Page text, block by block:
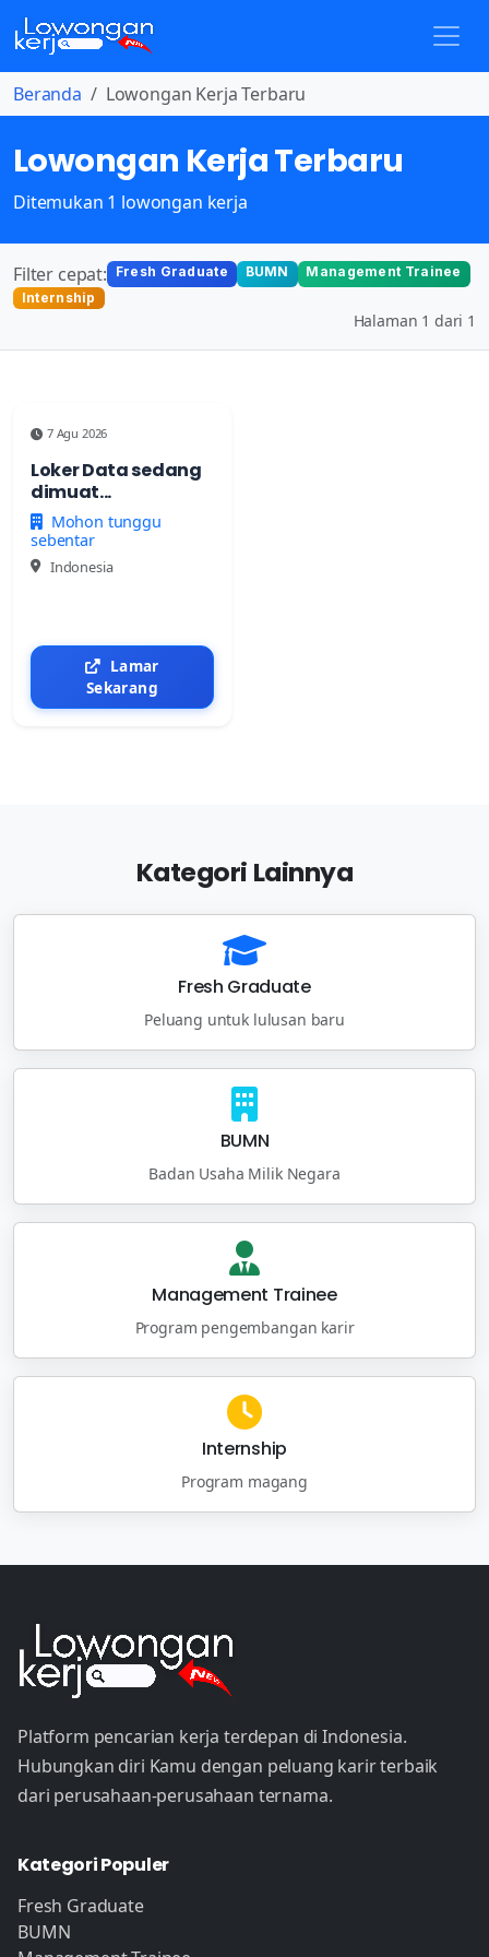
Beranda Lowongan Kerja Terbaru
Lowongan Kerja Terbaru
Ditemukan 1 lowongan kerja
Filter cepat: Fresh Graduate BUMN
Management Trainee
Internship
Halaman 1 dari 1
7 Agu 2026
Loker Data sedang
dimuat...
Mohon tunggu
sebentar
Indonesia
Lamar
Sekarang
Kategori Lainnya
Fresh Graduate
Peluang untuk lulusan baru
BUMN
Badan Usaha Milik Negara
Management Trainee
Program pengembangan karir
Internship
Program magang
Platform pencarian kerja terdepan di Indonesia.
Hubungkan diri Kamu dengan peluang karir terbaik
dari perusahaan-perusahaan ternama.
Kategori Populer
Fresh Graduate
BUMN